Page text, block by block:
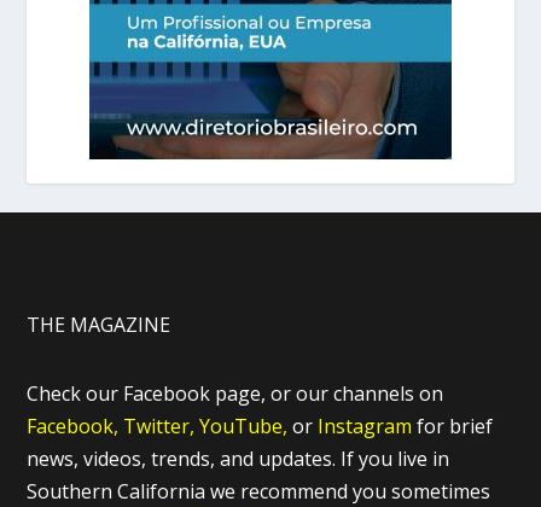
THE MAGAZINE
Check our Facebook page, or our channels on
Facebook, Twitter, YouTube, or Instagram for brief
news, videos, trends, and updates. If you live in
Southern California we recommend you sometimes